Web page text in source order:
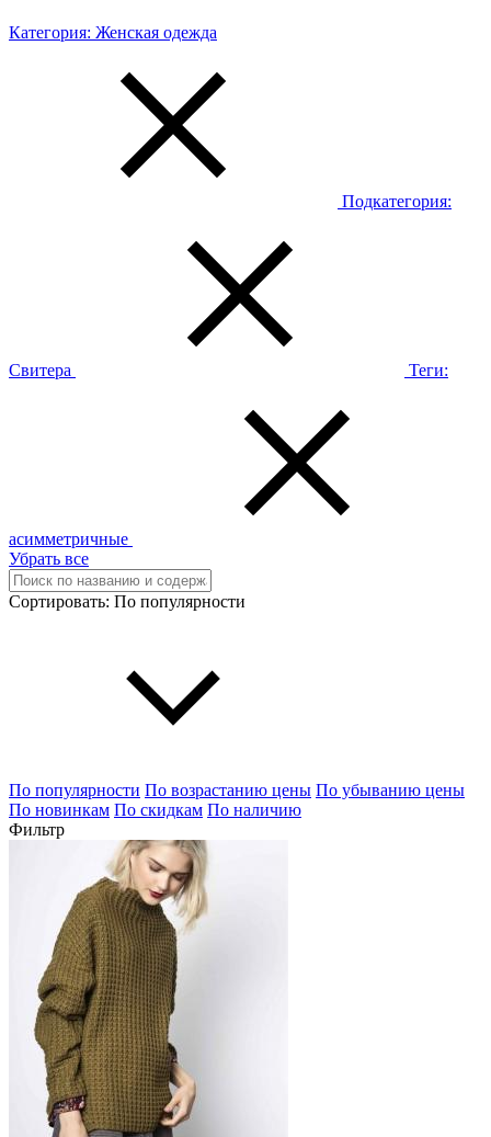
Категория: Женская одежда
Подкатегория:
Свитера Теги:
асимметричные
Убрать все
Сортировать: По популярности
По популярности По возрастанию цены По убыванию цены
По новинкам По скидкам По наличию
Фильтр